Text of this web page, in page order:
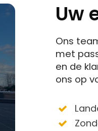
Uw
Ons
met
en de
ons op